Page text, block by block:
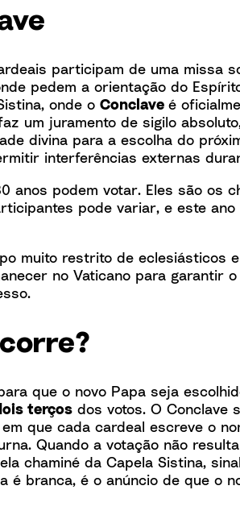
participam de uma missa
pedem a orientação do
onde o Conclave é
um juramento de sigilo
divina para a escolha do
interferências externas
anos podem votar. Eles são os
pode variar, e este ano
muito restrito de eclesiásticos
no Vaticano para garantir o
que o novo Papa seja
terços dos votos. O Conclave
que cada cardeal escreve o
Quando a votação não
chaminé da Capela Sistina,
é branca, é o anúncio de que o